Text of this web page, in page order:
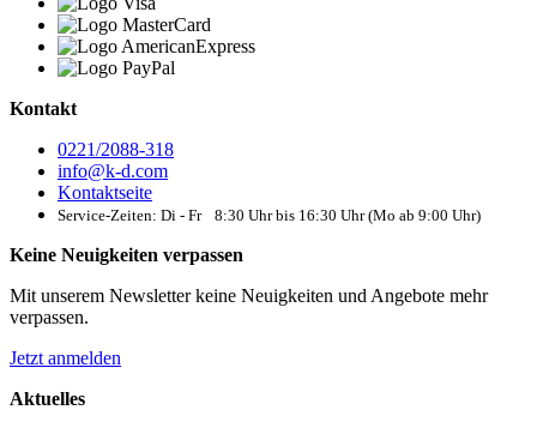
Kontakt
0221/2088-318
info@k-d.com
Kontaktseite
Service-Zeiten: Di - Fr 8:30 Uhr bis 16:30 Uhr (Mo ab 9:00 Uhr)
Keine Neuigkeiten verpassen
Mit unserem Newsletter keine Neuigkeiten und Angebote mehr
verpassen.
Jetzt anmelden
Aktuelles